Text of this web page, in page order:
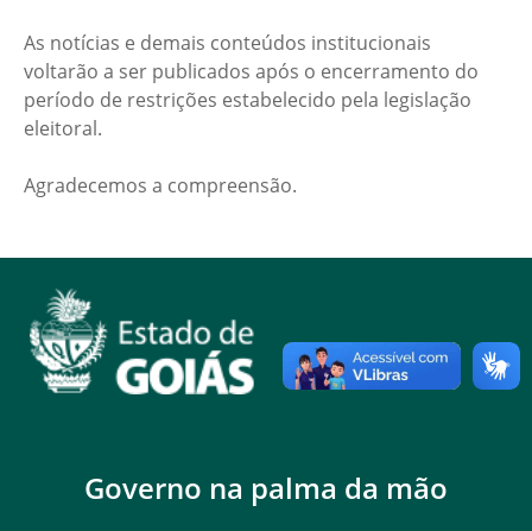
As notícias e demais conteúdos institucionais
voltarão a ser publicados após o encerramento do
período de restrições estabelecido pela legislação
eleitoral.
Agradecemos a compreensão.
Governo na palma da mão